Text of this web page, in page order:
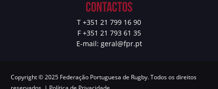
Contactos
T +351 21 799 16 90
F +351 21 793 61 35
E-mail: geral@fpr.pt
Copyright © 2025 Federação Portuguesa de Rugby. Todos os direitos